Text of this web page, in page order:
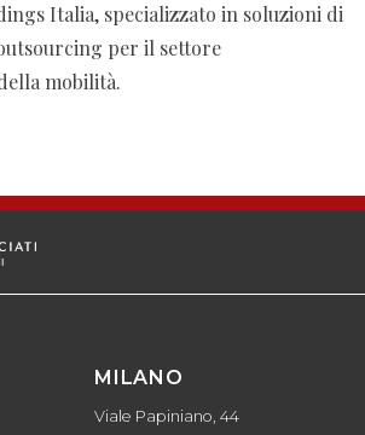
Italia, specializzato in soluzioni di
per il settore
mobilità.
MILANO
Viale Papiniano, 44